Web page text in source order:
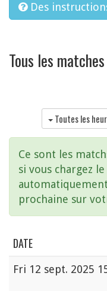
Des
Tous les
Toutes les
Ce sont les
si vous chargez
prochaine sur
DATE
Fri 12 sept. 2025